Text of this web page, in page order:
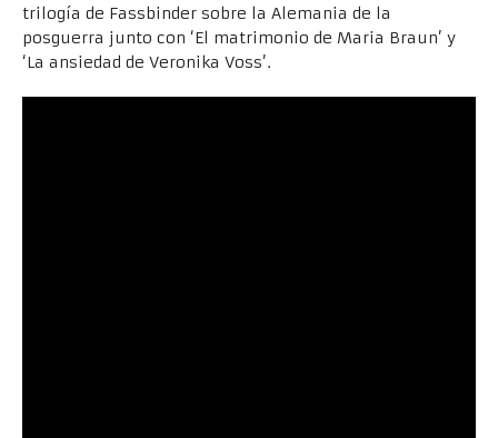
trilogía de Fassbinder sobre la Alemania de la
posguerra junto con ‘El matrimonio de Maria Braun’ y
‘La ansiedad de Veronika Voss’.